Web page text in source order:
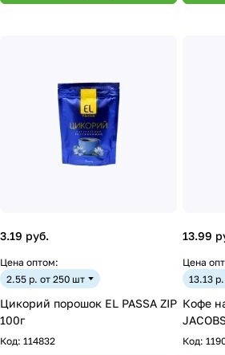
3.19 руб.
Цена оптом:
2.55 р. от 250 шт
Цикорий порошок EL PASSA ZIP
100г
Код: 114832
13.99
Цена
13.13
Кофе
Код: